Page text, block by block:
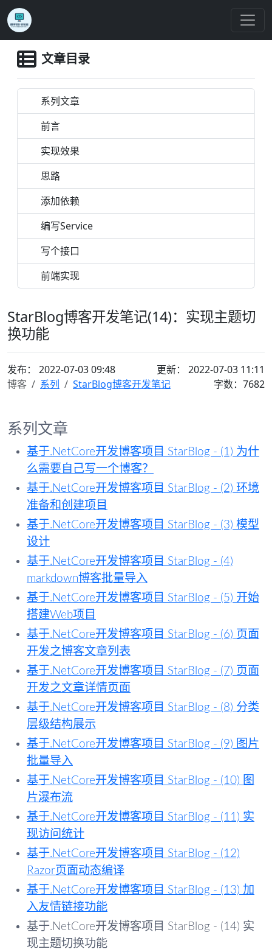
文章目录
系列文章
前言
实现效果
思路
添加依赖
编写Service
写个接口
前端实现
StarBlog博客开发笔记(14)：实现主题切
换功能
发布： 2022-07-03 09:48
更新： 2022-07-03 11:11
博客
系列 StarBlog博客开发笔记 字数：7682
系列文章
基于.NetCore开发博客项目 StarBlog - (1) 为什
么需要自己写一个博客？
基于.NetCore开发博客项目 StarBlog - (2) 环境
准备和创建项目
基于.NetCore开发博客项目 StarBlog - (3) 模型
设计
基于.NetCore开发博客项目 StarBlog - (4)
markdown博客批量导入
基于.NetCore开发博客项目 StarBlog - (5) 开始
搭建Web项目
基于.NetCore开发博客项目 StarBlog - (6) 页面
开发之博客文章列表
基于.NetCore开发博客项目 StarBlog - (7) 页面
开发之文章详情页面
基于.NetCore开发博客项目 StarBlog - (8) 分类
层级结构展示
基于.NetCore开发博客项目 StarBlog - (9) 图片
批量导入
基于.NetCore开发博客项目 StarBlog - (10) 图
片瀑布流
基于.NetCore开发博客项目 StarBlog - (11) 实
现访问统计
基于.NetCore开发博客项目 StarBlog - (12)
Razor页面动态编译
基于.NetCore开发博客项目 StarBlog - (13) 加
入友情链接功能
基于.NetCore开发博客项目 StarBlog - (14) 实
现主题切换功能